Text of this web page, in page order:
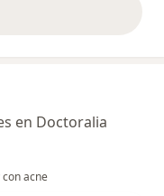
anteriores
en Doctoralia
acne